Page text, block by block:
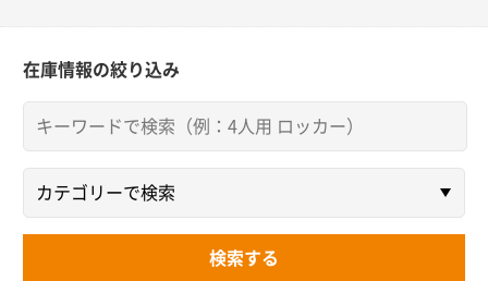
在庫情報の絞り込み